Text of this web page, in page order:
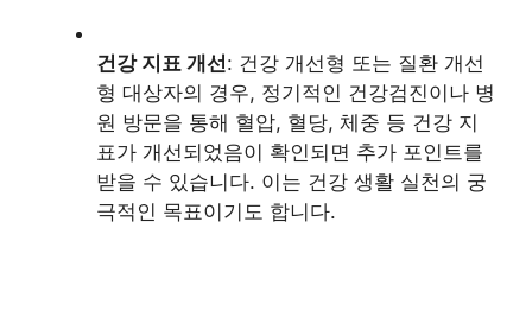
건강 지표 개선: 건강 개선형 또는 질환 개선
형 대상자의 경우, 정기적인 건강검진이나 병
원 방문을 통해 혈압, 혈당, 체중 등 건강 지
표가 개선되었음이 확인되면 추가 포인트를
받을 수 있습니다. 이는 건강 생활 실천의 궁
극적인 목표이기도 합니다.